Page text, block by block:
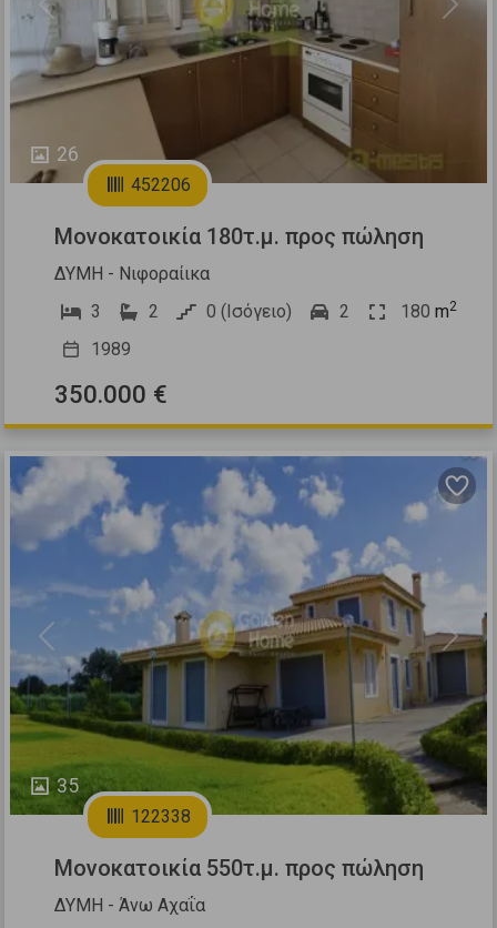
26
Previous Next
452206
Μονοκατοικία 180τ.μ. προς πώληση
ΔΥΜΗ - Νιφοραίικα
3
2 0 (Ισόγειο) 2 180 m2
1989
350.000 €
35
Previous Next
122338
Μονοκατοικία 550τ.μ. προς πώληση
ΔΥΜΗ - Άνω Αχαΐα